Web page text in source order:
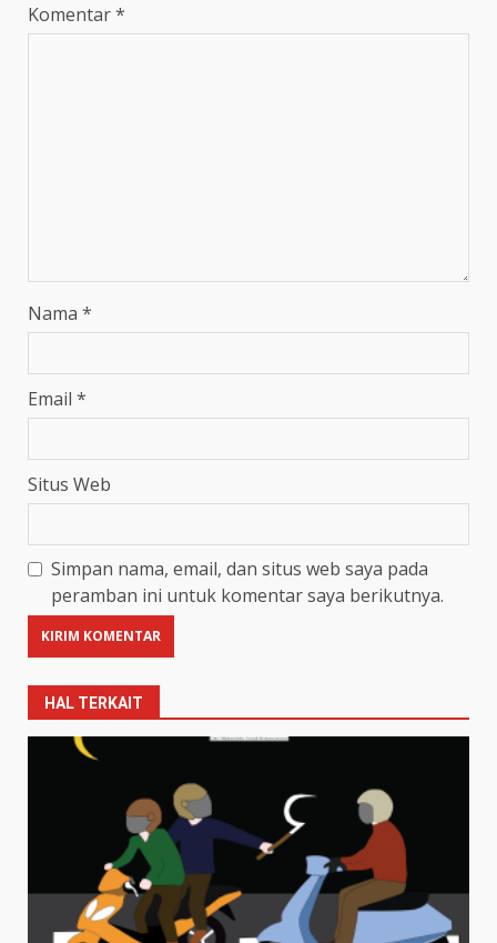
Komentar*
Nama *
Email *
Situs Web
Simpan nama, email, dan situs web saya pada
peramban ini untuk komentar saya berikutnya.
HAL TERKAIT